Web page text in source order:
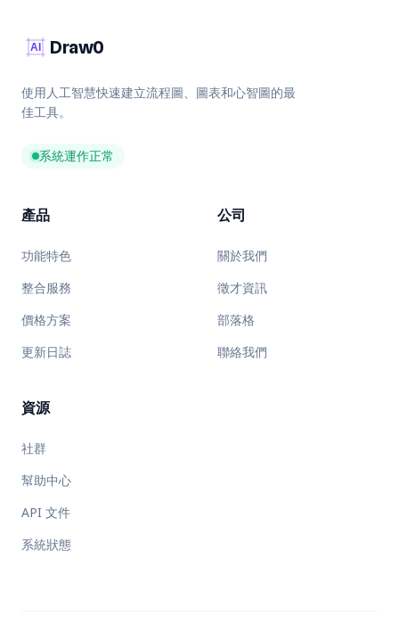
Draw0
使用人工智慧快速建立流程圖、圖表和心智圖的最
佳工具。
系統運作正常
產品
功能特色
整合服務
價格方案
更新日誌
公司
關於我們
徵才資訊
部落格
聯絡我們
資源
社群
幫助中心
API 文件
系統狀態